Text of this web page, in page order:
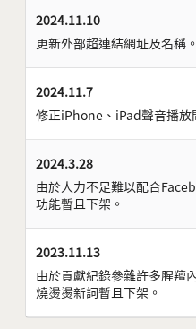
2024.11.10
更新外部超連結網址及名稱。
2024.11.7
修正iPhone、iPad聲音播放
2024.3.28
由於人力不足難以配合
功能暫且下架。
2023.11.13
由於貢獻紀錄參雜許多腥羶
燒燙燙新詞暫且下架。